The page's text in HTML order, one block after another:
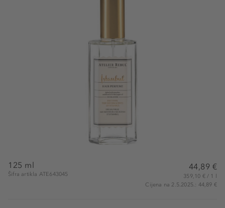
125 ml
Šifra artikla ATE643045
44,89 €
359,10 € / 1 l
Cijena na 2.5.2025.: 44,89 €